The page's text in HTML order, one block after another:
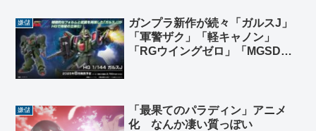
嫌儲
ガンプラ新作が続々「ガルスJ」
「軍警ザク」「軽キャノン」
「RGウイングゼロ」「MGSDエ
嫌儲
「最果てのパラディン」アニメ
化 なんか凄い質っぽい